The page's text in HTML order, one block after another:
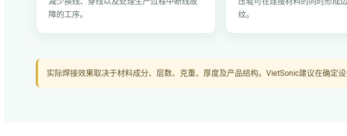
障的工序。
纹。
实际焊接效果取决于材料成分、层数、克重、厚度及产品结构。VietSonic建议在确定设